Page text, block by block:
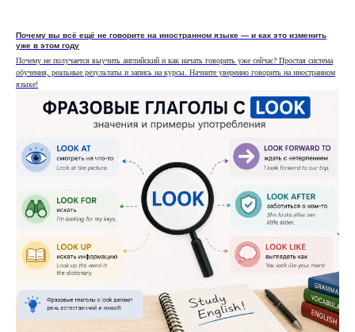
Почему вы всё ещё не говорите на иностранном языке — и как это изменить
уже в этом году
Почему не получается выучить английский и как начать говорить уже сейчас? Простая система
обучения, реальные результаты и запись на курсы. Начните уверенно говорить на иностранном
языке!